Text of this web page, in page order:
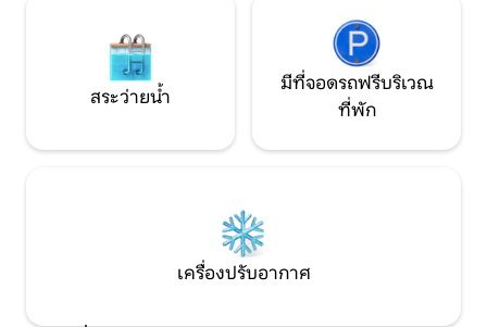
สระว่ายน้ำ
มีที่จอดรถฟรีบริเวณ
ที่พัก
เครื่องปรับอากาศ